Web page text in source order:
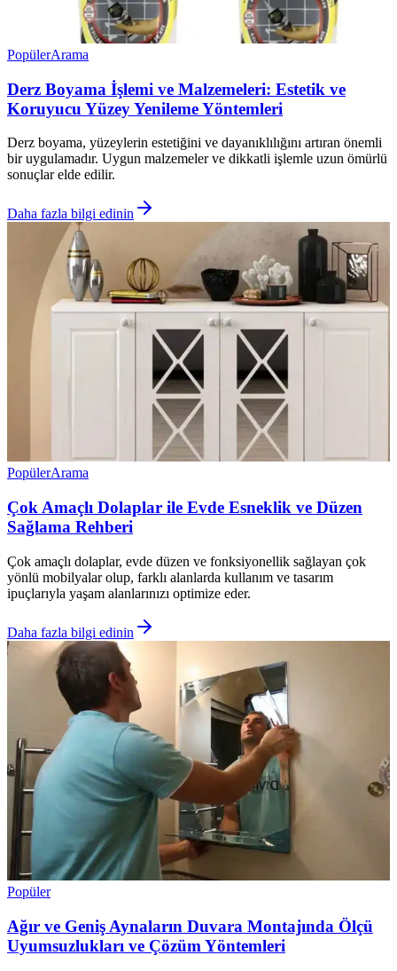
PopülerArama
Derz Boyama İşlemi ve Malzemeleri: Estetik ve
Koruyucu Yüzey Yenileme Yöntemleri
Derz boyama, yüzeylerin estetiğini ve dayanıklılığını artıran önemli
bir uygulamadır. Uygun malzemeler ve dikkatli işlemle uzun ömürlü
sonuçlar elde edilir.
Daha fazla bilgi edinin
PopülerArama
Çok Amaçlı Dolaplar ile Evde Esneklik ve Düzen
Sağlama Rehberi
Çok amaçlı dolaplar, evde düzen ve fonksiyonellik sağlayan çok
yönlü mobilyalar olup, farklı alanlarda kullanım ve tasarım
ipuçlarıyla yaşam alanlarınızı optimize eder.
Daha fazla bilgi edinin
Popüler
Ağır ve Geniş Aynaların Duvara Montajında Ölçü
Uyumsuzlukları ve Çözüm Yöntemleri